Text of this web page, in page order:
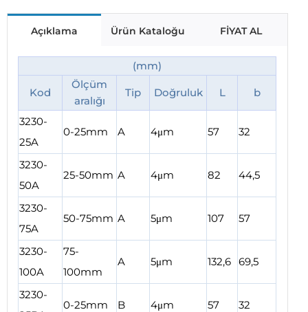
Açıklama Ürün Kataloğu FİYAT AL
(mm)
Kod
Ölçüm
aralığı
Tip Doğruluk L b
3230-
25A
0-25mm A 4μm 57 32
3230-
50A
25-50mm A 4μm 82 44,5
3230-
75A
50-75mm A 5μm 107 57
3230-
100A
75-
100mm
A 5μm 132,6 69,5
3230-
0-25mm B 4μm 57 32